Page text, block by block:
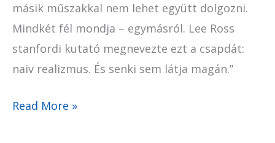
másik műszakkal nem lehet együtt dolgozni.
Mindkét fél mondja – egymásról. Lee Ross
stanfordi kutató megnevezte ezt a csapdát:
naiv realizmus. És senki sem látja magán.”
Read More »